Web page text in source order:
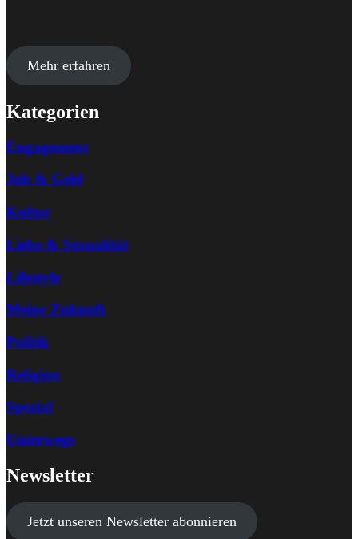
Mehr erfahren
Kategorien
Engagement
Job & Geld
Kultur
Liebe & Sexualität
Lifestyle
Meine Zukunft
Politik
Religion
Spezial
Unterwegs
Newsletter
Jetzt unseren Newsletter abonnieren